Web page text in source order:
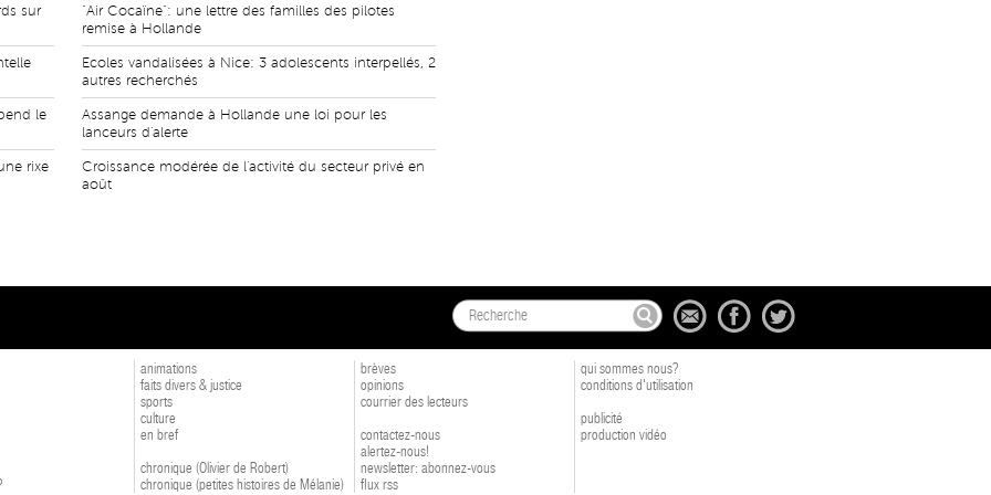
sur
le
rixe
"Air Cocaïne": une lettre des familles des pilotes
remise à Hollande
Ecoles vandalisées à Nice: 3 adolescents interpellés, 2
autres recherchés
Assange demande à Hollande une loi pour les
lanceurs d'alerte
Croissance modérée de l'activité du secteur privé en
août
animations
faits divers & justice
sports
culture
en bref
chronique (Olivier de Robert)
chronique (petites histoires de Mélanie)
brèves
opinions
courrier des lecteurs
contactez-nous
alertez-nous!
newsletter: abonnez-vous
flux rss
qui sommes nous?
conditions d'utilisation
publicité
production vidéo